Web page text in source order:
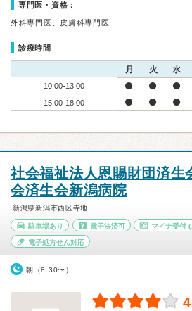
専門医・資格：
外科専門医、皮膚科専門医
診療時間
月 火 水
10:00-13:00
15:00-18:00
社会福祉法人恩賜財団済生
会済生会新潟病院
新潟県新潟市西区寺地
駐車場あり 電子決済可 マイナ受付 (
電子処方せん対応
朝（8:30〜）